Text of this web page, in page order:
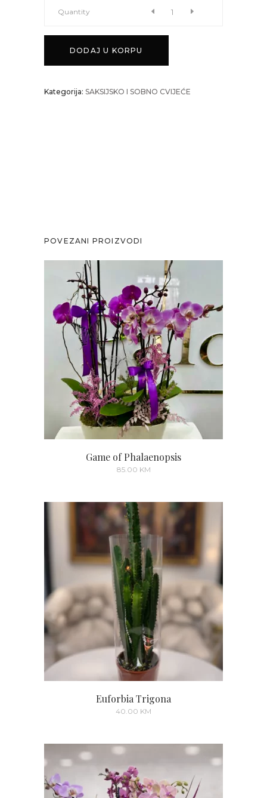
Rhapsody
quantity
Quantity
DODAJ U KORPU
Kategorija: SAKSIJSKO I SOBNO CVIJEĆE
POVEZANI PROIZVODI
Game of Phalaenopsis
85.00 KM
Euforbia Trigona
40.00 KM